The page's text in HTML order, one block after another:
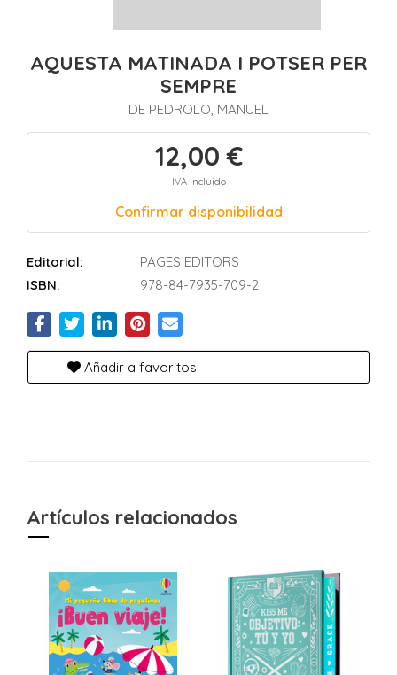
AQUESTA MATINADA I POTSER PER
SEMPRE
DE PEDROLO, MANUEL
12,00 €
IVA incluido
Confirmar disponibilidad
Editorial:
PAGES EDITORS
ISBN:
978-84-7935-709-2
Añadir a favoritos
Artículos relacionados